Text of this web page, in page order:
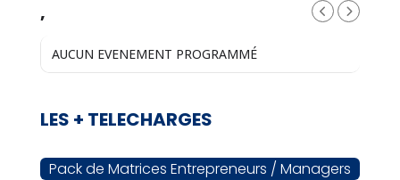
,
AUCUN EVENEMENT PROGRAMMÉ
LES + TELECHARGES
Pack de Matrices Entrepreneurs / Managers